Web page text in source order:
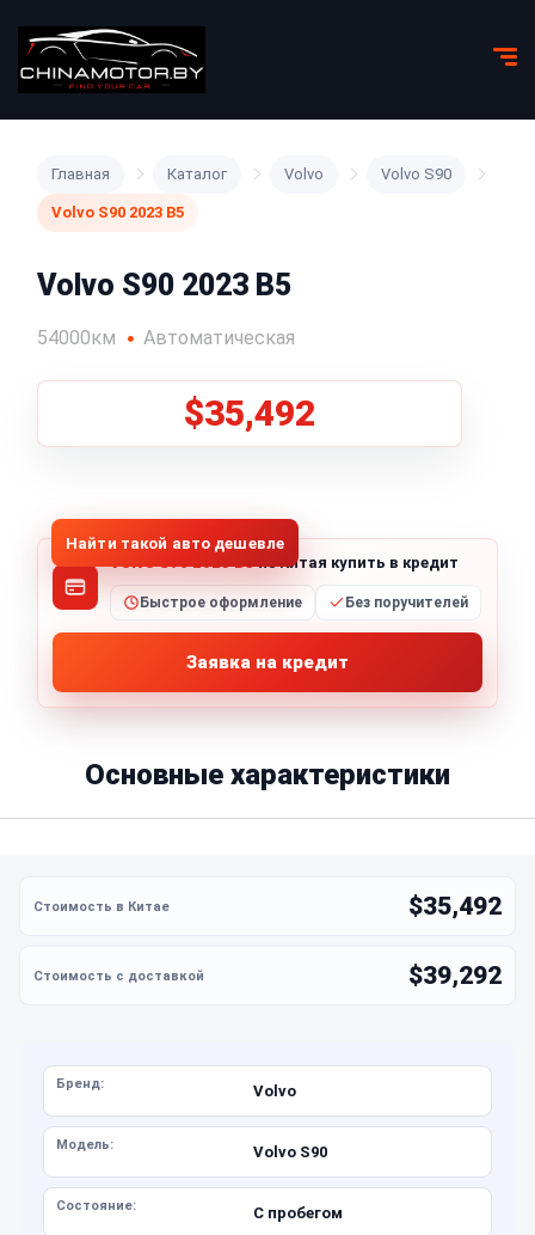
Главная Каталог Volvo Volvo S90
Volvo S90 2023 B5
Volvo S90 2023 B5
54000км Автоматическая
$35,492
Найти такой авто дешевле
Volvo S90 2023 B5из Китая купить в кредит
Быстрое оформление Без поручителей
Заявка на кредит
Основные характеристики
$35,492
$39,292
Бренд: Volvo
Модель: Volvo S90
Состояние: С пробегом